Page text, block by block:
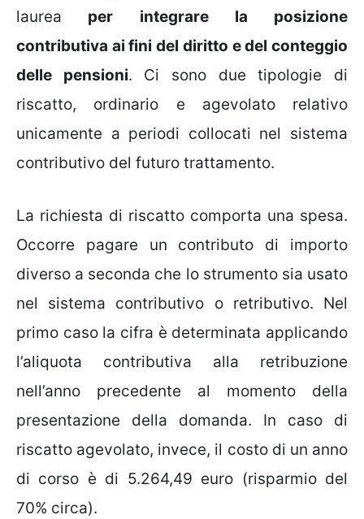
laurea per integrare la posizione
contributiva ai fini del diritto e del conteggio
delle pensioni. Ci sono due tipologie di
riscatto, ordinario e agevolato relativo
unicamente a periodi collocati nel sistema
contributivo del futuro trattamento.
La richiesta di riscatto comporta una spesa.
Occorre pagare un contributo di importo
diverso a seconda che lo strumento sia usato
nel sistema contributivo o retributivo. Nel
primo caso la cifra è determinata applicando
l’aliquota contributiva alla retribuzione
nell’anno precedente al momento della
presentazione della domanda. In caso di
riscatto agevolato, invece, il costo di un anno
di corso è di 5.264,49 euro (risparmio del
70% circa).